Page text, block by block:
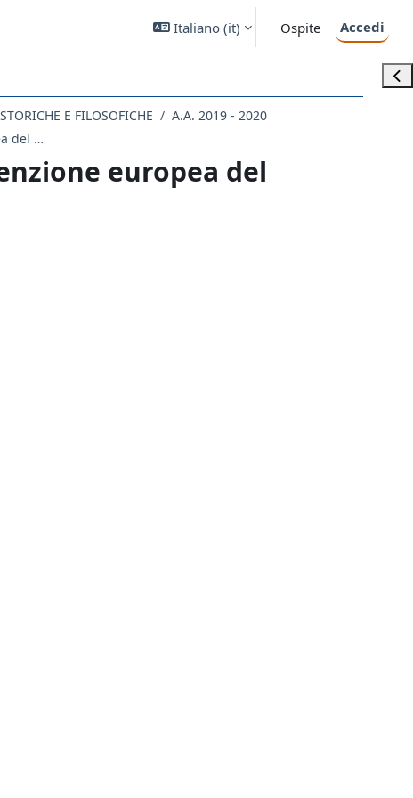
Italiano ‎(it)‎ Ospite Accedi
E FILOSOFICHE
A.A. 2019 - 2020
quarto contributo con audio: la convenzione europea del paesaggio
europea del